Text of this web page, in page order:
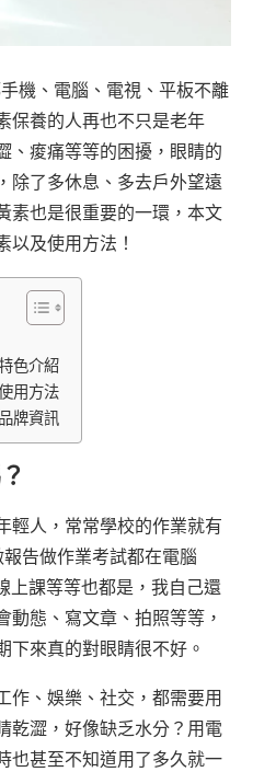
機、電腦、電視、平板不離
保養的人再也不只是老年
、痠痛等等的困擾，眼睛的
除了多休息、多去戶外望遠
素也是很重要的一環，本文
以及使用方法！
色介紹
用方法
牌資訊
輕人，常常學校的作業就有
告做作業考試都在電腦
上課等等也都是，我自己還
動態、寫文章、拍照等等，
下來真的對眼睛很不好。
作、娛樂、社交，都需要用
乾澀，好像缺乏水分？用電
也甚至不知道用了多久就一